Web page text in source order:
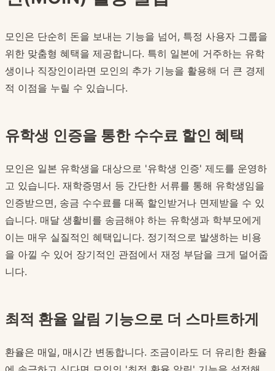
모인은 단순히 돈을 보내는 기능을 넘어, 특정 사용자 그룹을
위한 맞춤형 혜택을 제공합니다. 특히 일본에 거주하는 유학
생이나 직장인이라면 모인의 추가 기능을 활용해 더 큰 경제
적 이점을 누릴 수 있습니다.
유학생 인증을 통한 수수료 할인 혜택
모인은 일본 유학생을 대상으로 '유학생 인증' 제도를 운영하
고 있습니다. 재학증명서 등 간단한 서류를 통해 유학생임을
인증받으면, 송금 수수료를 대폭 할인받거나 면제받을 수 있
습니다. 매달 생활비를 송금해야 하는 유학생과 학부모에게
이는 매우 실질적인 혜택입니다. 정기적으로 발생하는 비용
을 아낄 수 있어 장기적인 관점에서 재정 부담을 크게 덜어줍
니다.
최적 환율 알림 기능으로 더 스마트하게
환율은 매일, 매시간 변동합니다. 조금이라도 더 유리한 환율